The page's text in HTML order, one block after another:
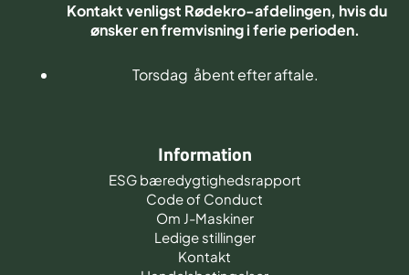
Kontakt venligst Rødekro-afdelingen, hvis du
ønsker en fremvisning i ferie perioden.
Torsdag åbent efter aftale.
Information
ESG bæredygtighedsrapport
Code of Conduct
Om J-Maskiner
Ledige stillinger
Kontakt